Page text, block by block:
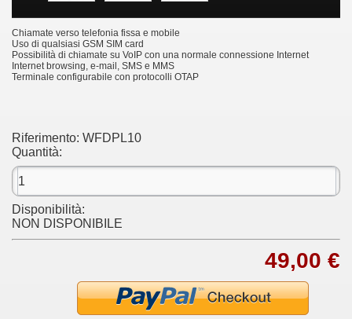
Chiamate verso telefonia fissa e mobile
Uso di qualsiasi GSM SIM card
Possibilità di chiamate su VoIP con una normale connessione Internet
Internet browsing, e-mail, SMS e MMS
Terminale configurabile con protocolli OTAP
Riferimento: WFDPL10
Quantità:
Disponibilità:
NON DISPONIBILE
49,00 €